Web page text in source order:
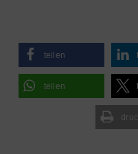
teilen
teilen